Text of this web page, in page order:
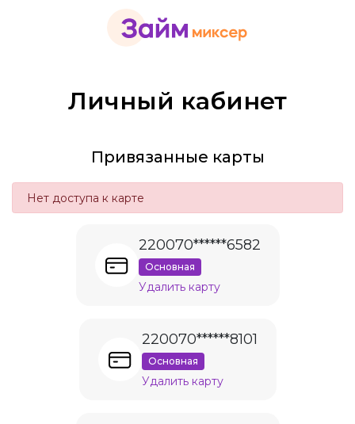
Личный кабинет
Привязанные карты
Нет доступа к карте
220070******6582
Основная
Удалить карту
220070******8101
Основная
Удалить карту